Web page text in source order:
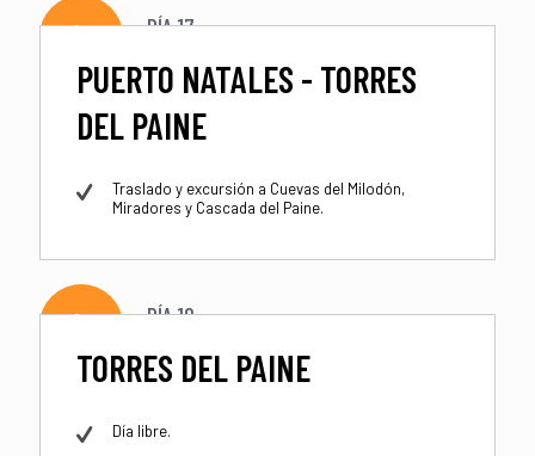
DÍA 17
PUERTO NATALES - TORRES
DEL PAINE
Traslado y excursión a Cuevas del Milodón,
Miradores y Cascada del Paine.
DÍA 18
TORRES DEL PAINE
Día libre.